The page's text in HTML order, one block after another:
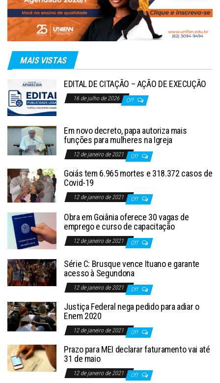
MAIS VISTAS
EDITAL DE CITAÇÃO – AÇÃO DE EXECUÇÃO
16 de julho de 2026 Off
Em novo decreto, papa autoriza mais
funções para mulheres na Igreja
12 de janeiro de 2021 Off
Goiás tem 6.965 mortes e 318.372 casos de
Covid-19
12 de janeiro de 2021 Off
Obra em Goiânia oferece 30 vagas de
emprego e curso de capacitação
12 de janeiro de 2021 Off
Série C: Brusque vence Ituano e garante
acesso à Segundona
12 de janeiro de 2021 Off
Justiça Federal nega pedido para adiar o
Enem 2020
12 de janeiro de 2021 Off
Prazo para MEI declarar faturamento vai até
31 de maio
12 de janeiro de 2021 Off